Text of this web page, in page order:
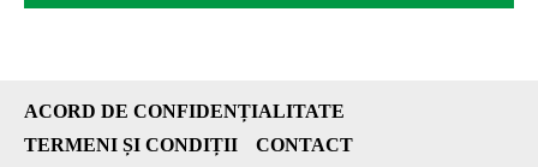
ACORD DE CONFIDENȚIALITATE
TERMENI ȘI CONDIȚII
CONTACT